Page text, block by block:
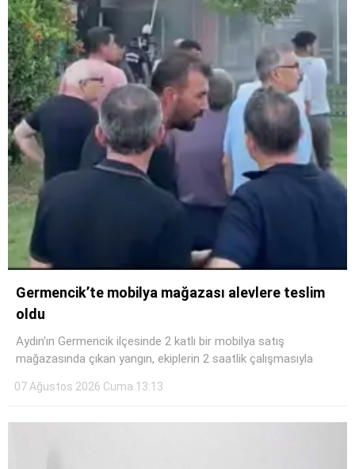
Germencik’te mobilya mağazası alevlere teslim
oldu
Aydın'ın Germencik ilçesinde 2 katlı bir mobilya satış
mağazasında çıkan yangın, ekiplerin 2 saatlik çalışmasıyla
07 Ağustos 2026 Cuma 13:13